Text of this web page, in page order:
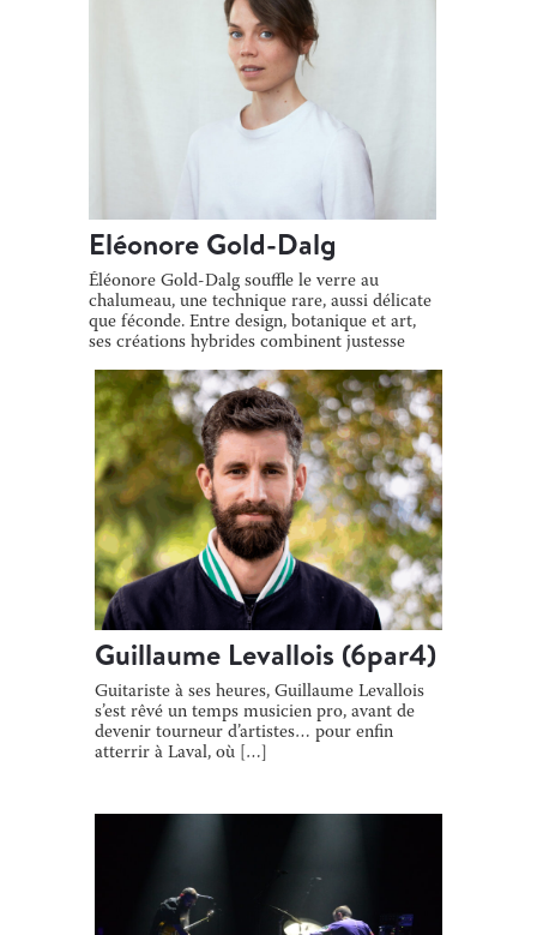
Eléonore Gold-Dalg
Éléonore Gold-Dalg souffle le verre au
chalumeau, une technique rare, aussi délicate
que féconde. Entre design, botanique et art,
ses créations hybrides combinent justesse
Guillaume Levallois (6par4)
Guitariste à ses heures, Guillaume Levallois
s’est rêvé un temps musicien pro, avant de
devenir tourneur d’artistes… pour enfin
atterrir à Laval, où […]